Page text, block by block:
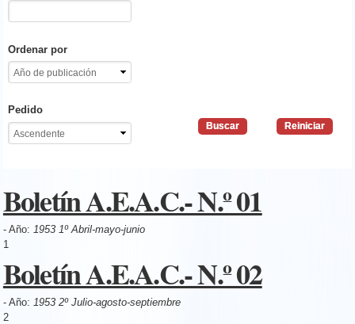
Ordenar por
Pedido
Boletín A.E.A.C.- N.º 01
- Año: 1953 1º Abril-mayo-junio
1
Boletín A.E.A.C.- N.º 02
- Año: 1953 2º Julio-agosto-septiembre
2